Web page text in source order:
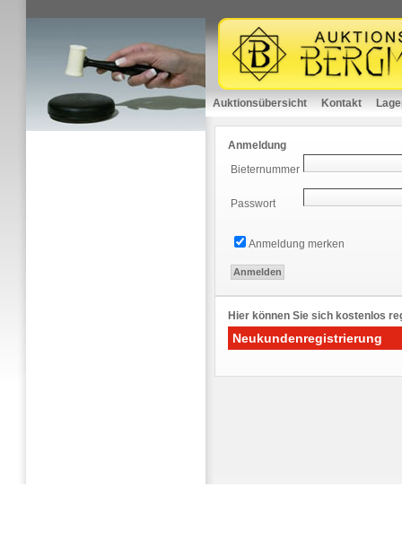
Auktionsübersicht Kontakt
Anmeldung
Bieternummer
Passwort
Anmeldung merken
Hier können Sie sich kostenlos
Neukundenregistrierung